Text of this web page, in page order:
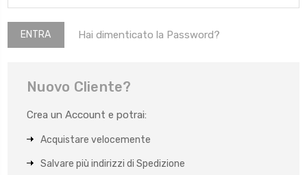
Hai dimenticato la Password?
Nuovo Cliente?
Crea un Account e potrai:
Acquistare velocemente
Salvare più indirizzi di Spedizione